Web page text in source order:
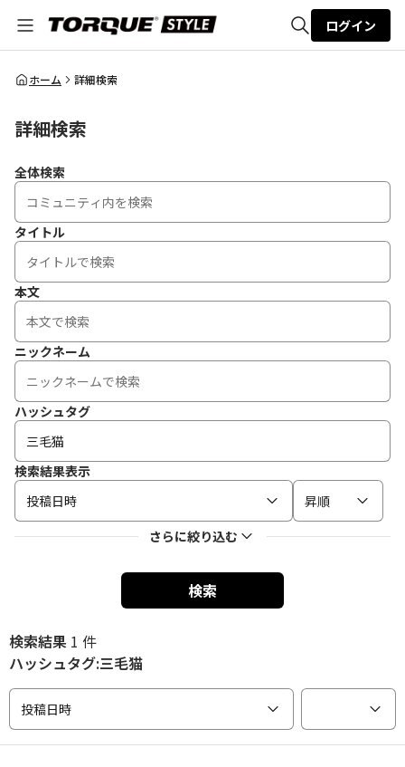
全体検索
ログイン
ホーム 詳細検索
詳細検索
全体検索
タイトル
本文
ニックネーム
ハッシュタグ
検索結果表示
投稿日時
昇順
さらに絞り込む
検索
検索結果 1 件
ハッシュタグ:三毛猫
投稿日時